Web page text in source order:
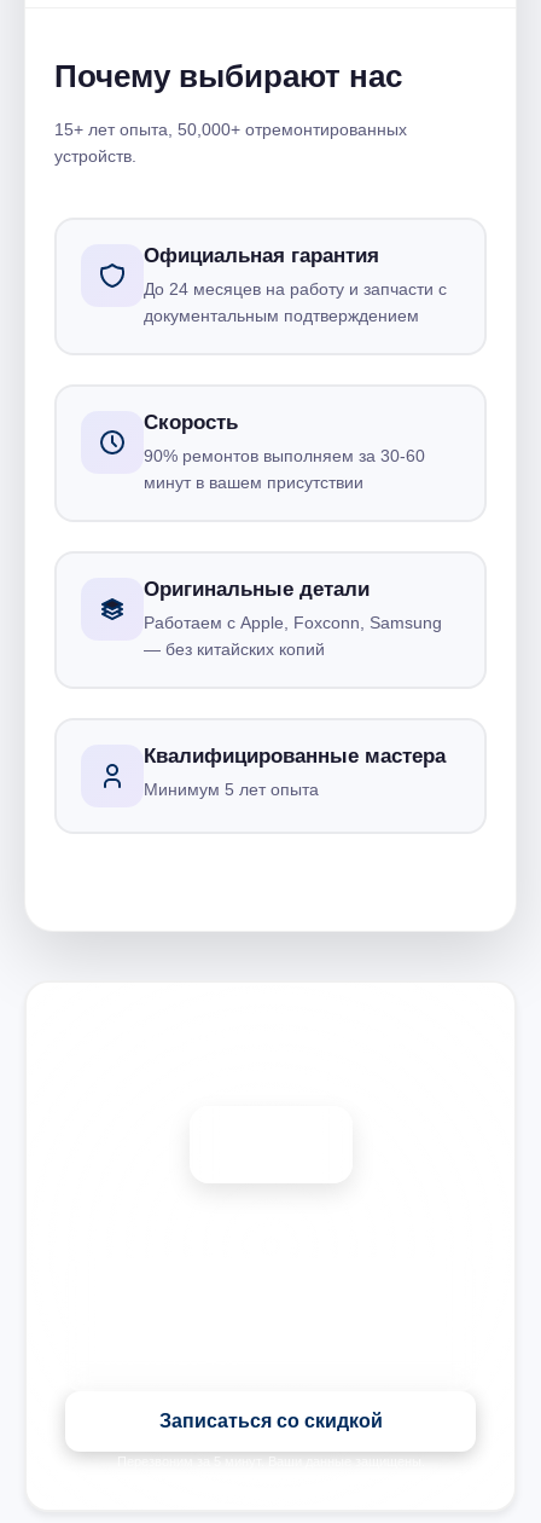
Почему выбирают нас
15+ лет опыта, 50,000+ отремонтированных
устройств.
Официальная гарантия
До 24 месяцев на работу и запчасти с
документальным подтверждением
Скорость
90% ремонтов выполняем за 30-60
минут в вашем присутствии
Оригинальные детали
Работаем с Apple, Foxconn, Samsung
— без китайских копий
Квалифицированные мастера
Минимум 5 лет опыта
Записаться со скидкой